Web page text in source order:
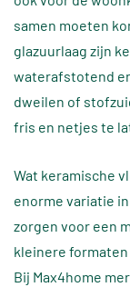
samen moeten
glazuurlaag zijn
waterafstotend
dweilen of
fris en netjes te
Wat keramische
enorme variatie
zorgen voor een
kleinere
Bij Max4home